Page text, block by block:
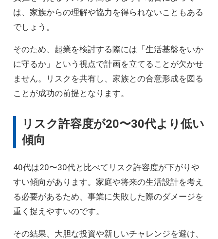
は、家族からの理解や協力を得られないこともある
でしょう。
そのため、起業を検討する際には「生活基盤をいか
に守るか」という視点で計画を立てることが欠かせ
ません。リスクを共有し、家族との合意形成を図る
ことが成功の前提となります。
リスク許容度が20〜30代より低い
傾向
40代は20〜30代と比べてリスク許容度が下がりや
すい傾向があります。家庭や将来の生活設計を考え
る必要があるため、事業に失敗した際のダメージを
重く捉えやすいのです。
その結果、大胆な投資や新しいチャレンジを避け、